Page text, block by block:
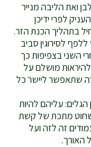
ואת הליבה מנייר
לפרי ידיכן
בתהליך הכנת הזר.
לסירוגין סביב
השני בצפיפות כך
מושלם על
שתאפשר ליישר כל
הגלים: עליהם להיות
שחוט מתכת של קשת
זה לזה ועל
האורך.